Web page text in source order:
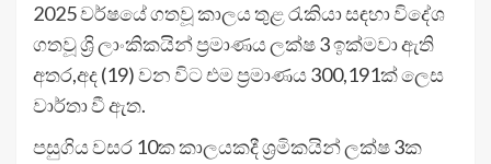
2025 වර්ෂයේ ගතවූ කාලය තුළ රැකියා සඳහා විදේශ
ගතවූ ශ්‍රි ලාංකිකයින් ප්‍රමාණය ලක්ෂ 3 ඉක්මවා ඇති
අතර,අද (19) වන විට එම ප්‍රමාණය 300,191ක් ලෙස
වාර්තා වී ඇත.
පසුගිය වසර 10ක කාලයකදී ශ්‍රමිකයින් ලක්ෂ 3ක